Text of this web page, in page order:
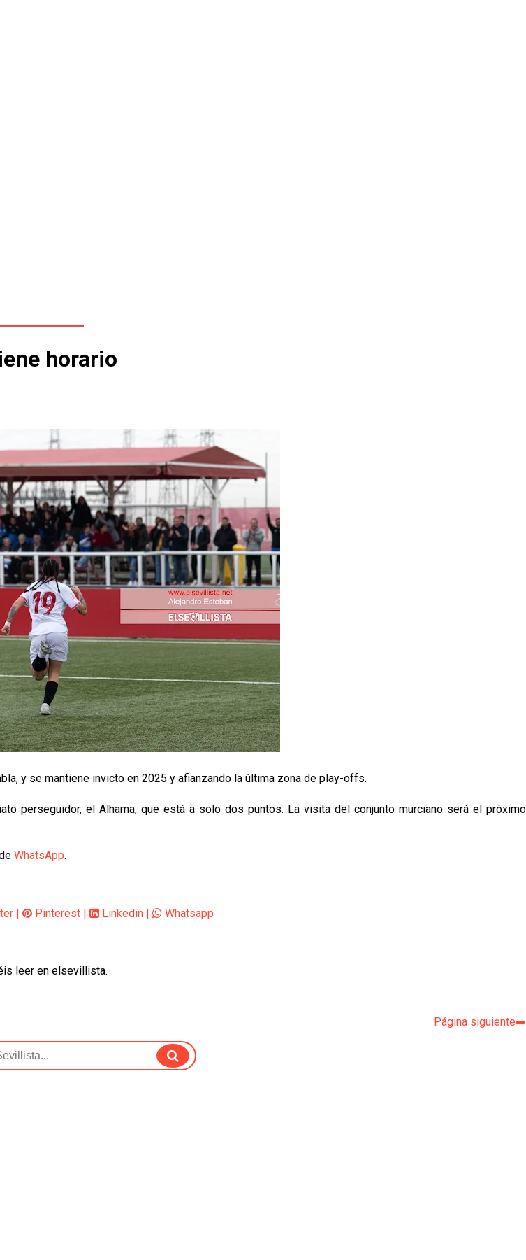
la 2026/27
el Bayer Leverkusen
horario
y se mantiene invicto en 2025 y afianzando la última zona de play-offs.
perseguidor, el Alhama, que está a solo dos puntos. La visita del conjunto murciano será el próximo
WhatsApp.
| Pinterest | Linkedin | Whatsapp
leer en elsevillista.
Página siguiente➡️